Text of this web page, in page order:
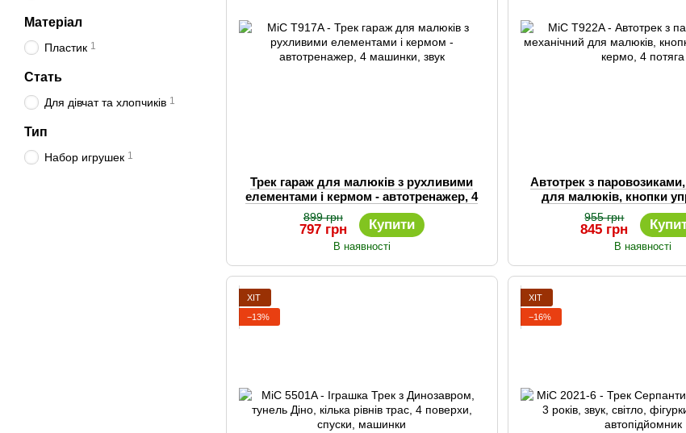
Трек гараж для малюків з рухливими
елементами і кермом - автотренажер, 4
машинки, звук
899 грн
797 грн Купити
В наявності
Автотрек з
для малюків, кнопки
кермо, 4
955 грн
845 грн
В наявності
ХІТ
−13%
ХІТ
−16%
Матеріал
Пластик 1
Стать
Для дівчат та хлопчиків 1
Тип
Набор игрушек 1